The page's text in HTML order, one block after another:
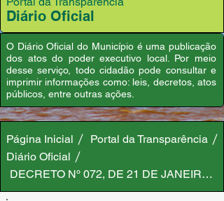
Diário Oficial
O Diário Oficial do Município é uma publicação
dos atos do poder executivo local. Por meio
desse serviço, todo cidadão pode consultar e
imprimir informações como: leis, decretos, atos
públicos, entre outras ações.
Página Inicial
Portal da Transparência
Diário Oficial
DECRETO Nº 072, DE 21 DE JANEIRO